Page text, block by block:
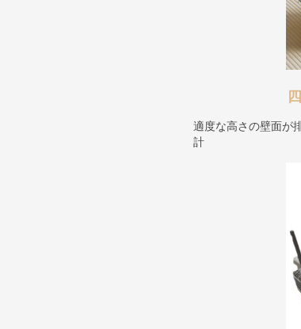
適度な高さの壁面が
計